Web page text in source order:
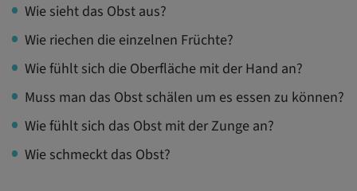
Wie sieht das Obst aus?
Wie riechen die einzelnen Früchte?
Wie fühlt sich die Oberfläche mit der Hand an?
Muss man das Obst schälen um es essen zu können?
Wie fühlt sich das Obst mit der Zunge an?
Wie schmeckt das Obst?